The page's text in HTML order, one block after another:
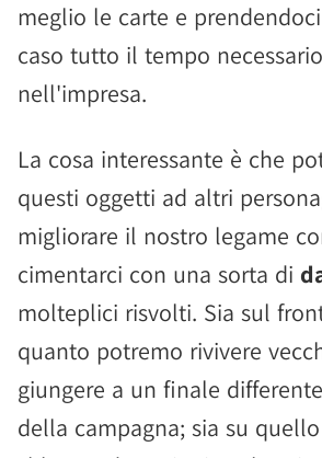
meglio le carte e
caso tutto il tempo
nell'impresa.
La cosa interessante è che
questi oggetti ad altri
migliorare il nostro legame
cimentarci con una sorta di
molteplici risvolti. Sia sul
quanto potremo rivivere
giungere a un finale
della campagna; sia su